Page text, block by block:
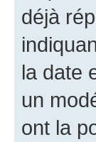
déjà
la date
un
ont la